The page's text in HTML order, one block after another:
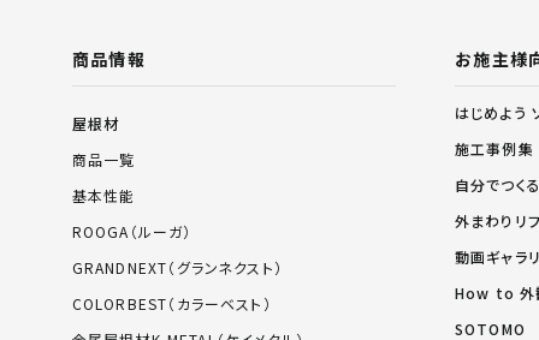
商品情報
屋根材
商品一覧
基本性能
ROOGA（ルーガ）
GRANDNEXT（グランネクスト）
COLORBEST（カラーベスト）
お施主様
はじめよう
施工事例集
自分でつく
外まわりリ
動画ギャラ
How to 外
SOTOMO